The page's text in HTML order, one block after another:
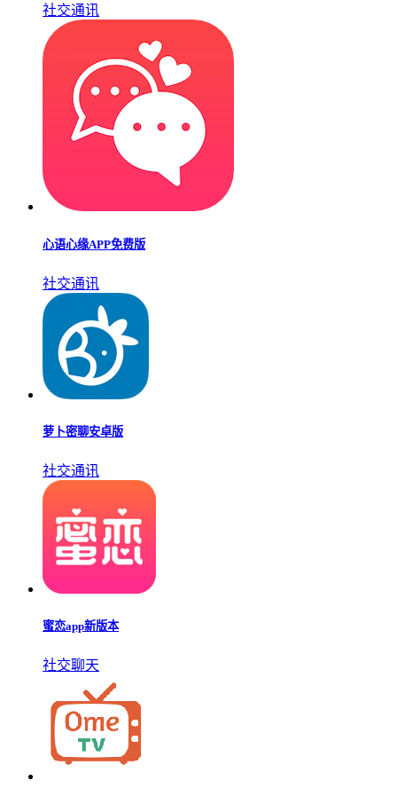
社交通讯
心语心缘APP免费版
社交通讯
萝卜密聊安卓版
社交通讯
蜜恋app新版本
社交聊天